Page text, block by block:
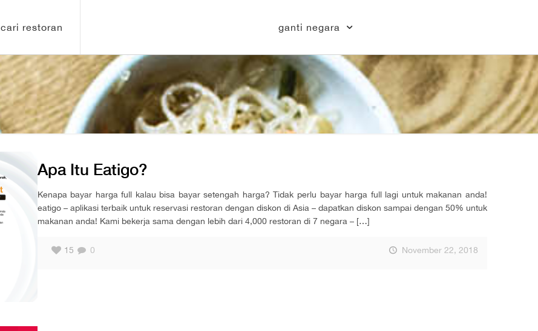
cari restoran ganti negara
Apa Itu Eatigo?
Kenapa bayar harga full kalau bisa bayar setengah harga? Tidak perlu bayar harga full lagi untuk makanan anda!
eatigo – aplikasi terbaik untuk reservasi restoran dengan diskon di Asia – dapatkan diskon sampai dengan 50% untuk
makanan anda! Kami bekerja sama dengan lebih dari 4,000 restoran di 7 negara –[…]
15 0 November 22, 2018